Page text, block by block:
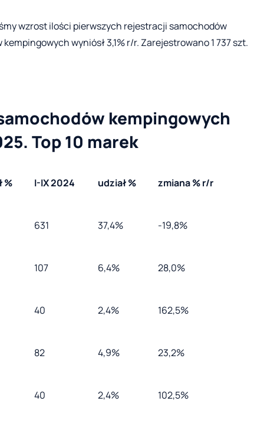
wzrost ilości pierwszych rejestracji samochodów
wyniósł 3,1% r/r. Zarejestrowano 1 737 szt.
kempingowych
Top 10 marek
% I-IX 2024 udział % zmiana % r/r
631 37,4% -19,8%
107 6,4% 28,0%
40 2,4% 162,5%
82 4,9% 23,2%
40 2,4% 102,5%